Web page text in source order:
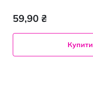
59,90 ₴
Купити